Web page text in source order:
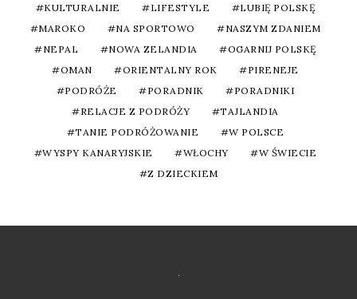
KULTURALNIE
LIFESTYLE
LUBIĘ POLSKĘ
MAROKO
NA SPORTOWO
NASZYM ZDANIEM
NEPAL
NOWA ZELANDIA
OGARNIJ POLSKĘ
OMAN
ORIENTALNY ROK
PIRENEJE
PODRÓŻE
PORADNIK
PORADNIKI
RELACJE Z PODRÓŻY
TAJLANDIA
TANIE PODRÓŻOWANIE
W POLSCE
WYSPY KANARYJSKIE
WŁOCHY
W ŚWIECIE
Z DZIECKIEM